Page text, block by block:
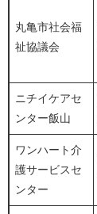
丸亀市社会福
祉協議会
ニチイケアセ
ンター飯山
ワンハート介
護サービスセ
ンター